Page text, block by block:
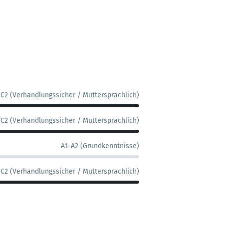
C2 (Verhandlungssicher / Muttersprachlich)
C2 (Verhandlungssicher / Muttersprachlich)
A1-A2 (Grundkenntnisse)
C2 (Verhandlungssicher / Muttersprachlich)